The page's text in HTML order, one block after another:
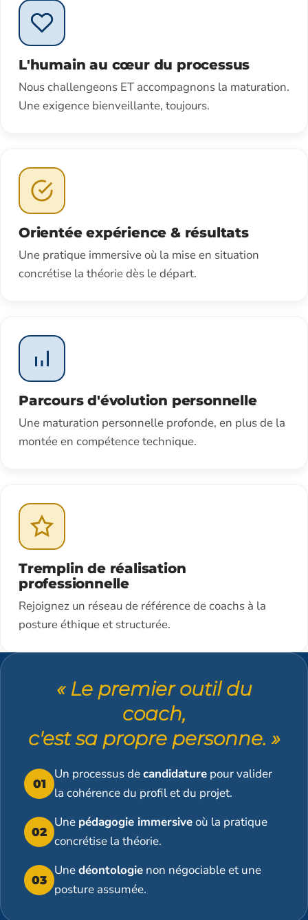
L'humain au cœur du processus
Nous challengeons ET accompagnons la maturation.
Une exigence bienveillante, toujours.
Orientée expérience & résultats
Une pratique immersive où la mise en situation
concrétise la théorie dès le départ.
Parcours d'évolution personnelle
Une maturation personnelle profonde, en plus de la
montée en compétence technique.
Tremplin de réalisation
professionnelle
Rejoignez un réseau de référence de coachs à la
posture éthique et structurée.
« Le premier outil du
coach,
c'est sa propre personne. »
01
Un processus decandidature pour valider
la cohérence du profil et du projet.
02
Une pédagogie immersiveoù la pratique
concrétise la théorie.
03
Unedéontologie non négociable et une
posture assumée.